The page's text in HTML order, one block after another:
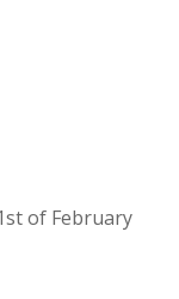
of February